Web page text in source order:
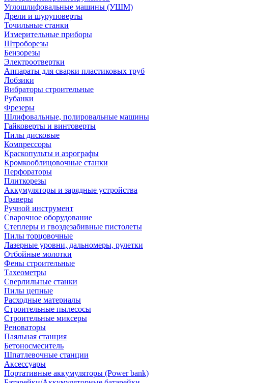
Углошлифовальные машины (УШМ)
Дрели и шуруповерты
Точильные станки
Измерительные приборы
Штроборезы
Бензорезы
Электроотвертки
Аппараты для сварки пластиковых труб
Лобзики
Вибраторы строительные
Рубанки
Фрезеры
Шлифовальные, полировальные машины
Гайковерты и винтоверты
Пилы дисковые
Компрессоры
Краскопульты и аэрографы
Кромкооблицовочные станки
Перфораторы
Плиткорезы
Аккумуляторы и зарядные устройства
Граверы
Ручной инструмент
Сварочное оборудование
Степлеры и гвоздезабивные пистолеты
Пилы торцовочные
Лазерные уровни, дальномеры, рулетки
Отбойные молотки
Фены строительные
Тахеометры
Сверлильные станки
Пилы цепные
Расходные материалы
Строительные пылесосы
Строительные миксеры
Реноваторы
Паяльная станция
Бетоносмеситель
Шпатлевочные станции
Аксессуары
Портативные аккумуляторы (Power bank)